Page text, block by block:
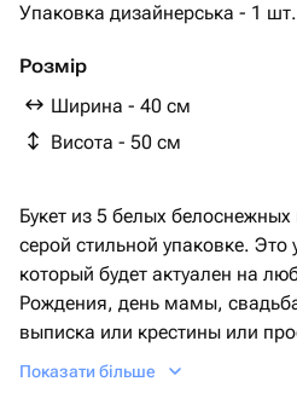
Упаковка дизайнерська - 1 шт.
Розмір
Ширина - 40 см
Висота - 50 см
Букет из 5 белых
серой стильной упаковке. Это универсальный цветок,
который будет актуален на
Рождения, день мамы,
выписка или крестины или
бы порадовать дорогого или
Показати більше